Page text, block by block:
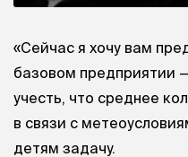
«Сейчас я хочу вам
базовом предприятии
учесть, что среднее
в связи с
детям задачу.